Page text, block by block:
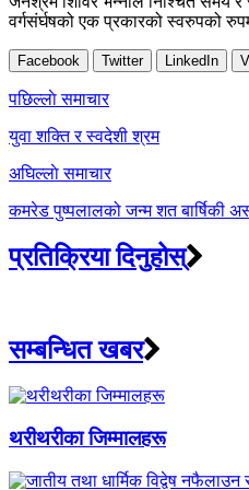
वर्गसंर्घषको एक प्रकारको स्वरुपको
Facebook Twitter LinkedIn
Post
navigation
पछिल्लाे समाचार
युवा शक्ति र स्वदेशी श्रम
अघिल्लाे समाचार
कमरेड पुष्पलालको जन्म शत बार्षिकी
प्रतिक्रिया दिनुहोस्
सम्बन्धित खबर
थरीथरीका जिम्मालहरू